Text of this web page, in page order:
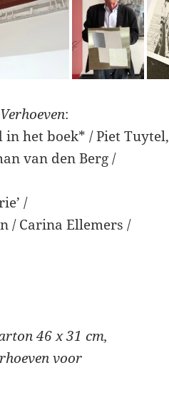
:
het boek* / Piet Tuytel,
van den Berg /
/
/ Carina Ellemers /
46 x 31 cm,
voor